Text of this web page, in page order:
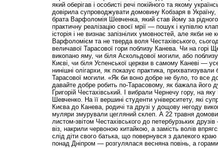
який оберігав і особисті речі покійного та якому
довірила супроводжувати домовину Кобзаря в Україну,
брата Варфоломія Шевченка, який став йому за
практичну реалізацію своєї мрії — пошук і купівлю
історія і не визнає запізнілих умовностей, але якби не
Варфоломієм та не тверда воля Честахівського,
величавої Тарасової гори поблизу Канева. Чи на горі
викопано яму, чи біля Аскольдової могили, або
Києві, чи біля Успенської церкви в самому Каневі —
нинішні олігархи, як показує практика,
Тарасової могили. «Як би воно добре не було, то все
давайте добре робить по-Тарасовому, як бажала його
Григорій Честахівський. І вибрали Чернечу гору, на
Шевченко. На її вершині студенти університету, які
Києва до Канева, родичі та друзі у дощову негоду
муляри змурували цегляний склеп. А 22 травня
листом-звітом Честахівського до петербурзьких
віз, накрили червоною китайкою, а замість волів
слід діти свого батька, що повернувся з далекого
понад Дніпром — розгулялася весняна повінь, а